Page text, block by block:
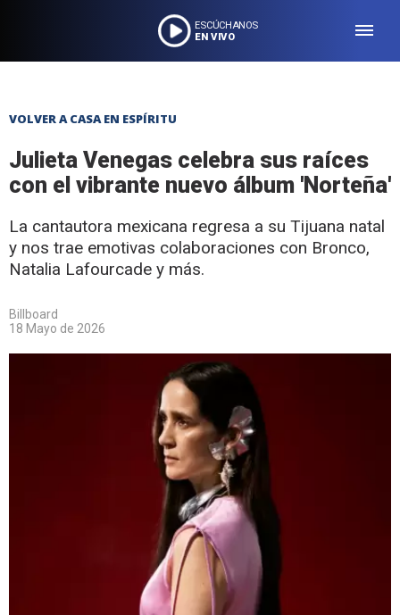
ESCÚCHANOS
EN VIVO
VOLVER A CASA EN ESPÍRITU
Julieta Venegas celebra sus raíces
con el vibrante nuevo álbum 'Norteña'
La cantautora mexicana regresa a su Tijuana natal
y nos trae emotivas colaboraciones con Bronco,
Natalia Lafourcade y más.
Billboard
18 Mayo de 2026